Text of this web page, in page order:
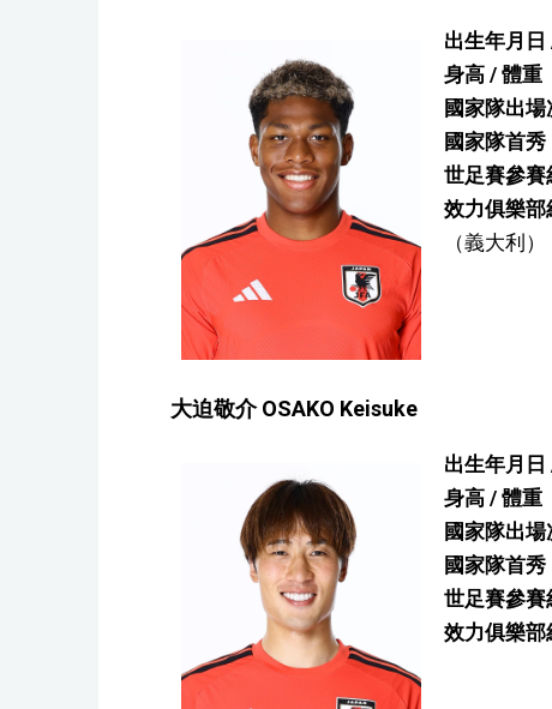
出生年月日
身高 / 體重
國家隊出
國家隊首秀
世足賽參賽
效力俱樂部
（義大利）
大迫敬介 OSAKO Keisuke
出生年月日
身高 / 體重
國家隊出
國家隊首秀
世足賽參賽
效力俱樂部